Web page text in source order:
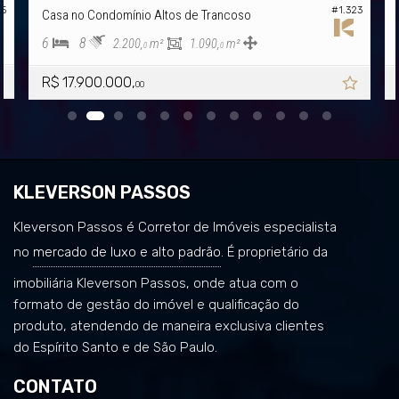
#1.323
Casa no Condomínio Altos de Trancoso
6 8 2.200,0m² 1.090,0 m²
R$ 17.900.000,00
KLEVERSON PASSOS
Kleverson Passos é Corretor de Imóveis especialista
no mercado de luxo e alto padrão . É proprietário da
imobiliária Kleverson Passos, onde atua com o
formato de gestão do imóvel e qualificação do
produto, atendendo de maneira exclusiva clientes
do Espírito Santo e de São Paulo.
CONTATO